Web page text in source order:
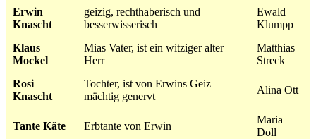
Erwin
Knascht
geizig, rechthaberisch und
besserwisserisch
Ewald
Klumpp
Klaus
Mockel
Mias Vater, ist ein witziger alter
Herr
Matthias
Streck
Rosi
Knascht
Tochter, ist von Erwins Geiz
mächtig genervt
Alina Ott
Tante Käte Erbtante von Erwin
Maria
Doll